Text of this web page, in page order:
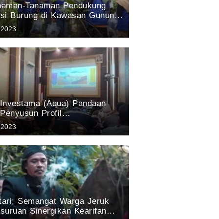
Tanaman Pendukung
Burung di Kawasan Gunung
Hasil Penelitian tim
Pandaan 2023
(Aqua) Pandaan
Profil
Hayati Kabupaten
2023
Semangat Warga Jeruk
Sinergikan Kearifan